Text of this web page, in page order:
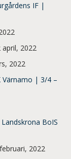
IF |
april, 2022
2022
Värnamo | 3/4 –
BoIS
2022